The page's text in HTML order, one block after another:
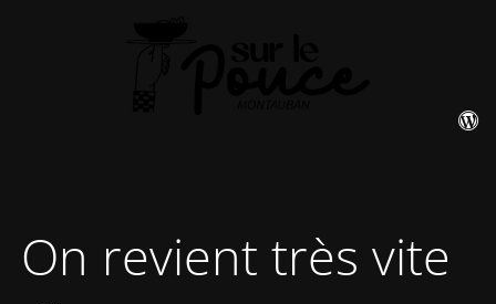
On revient très vite !